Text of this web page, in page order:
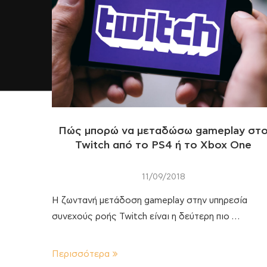
Πώς μπορώ να μεταδώσω gameplay
Twitch από το PS4 ή το Xbox One
11/09/2018
Η ζωντανή μετάδοση gameplay στην υπηρεσία
συνεχούς ροής Twitch είναι η δεύτερη πιο …
Περισσότερα